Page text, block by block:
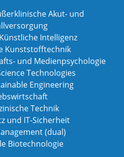
Akut- und
Intelligenz
Kunststofftechnik
und Medienpsychologie
Technologies
Engineering
Technik
und IT-Sicherheit
(dual)
Biotechnologie